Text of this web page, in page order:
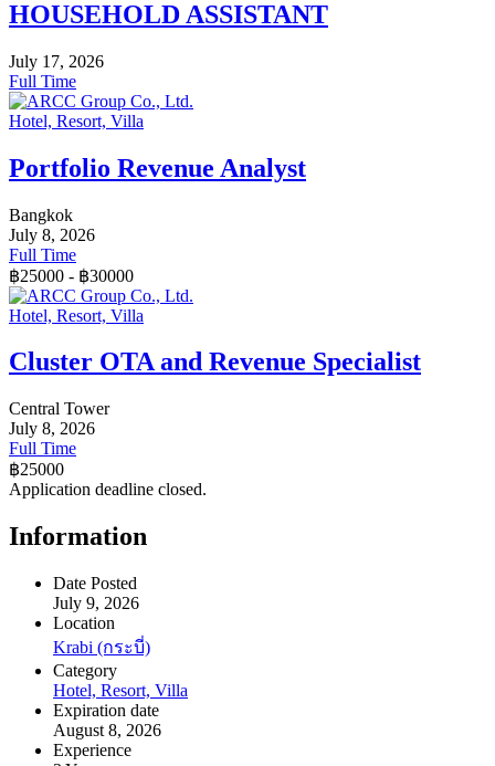
HOUSEHOLD ASSISTANT
July 17, 2026
Full Time
Hotel, Resort, Villa
Portfolio Revenue Analyst
Bangkok
July 8, 2026
Full Time
฿25000 - ฿30000
Hotel, Resort, Villa
Cluster OTA and Revenue Specialist
Central Tower
July 8, 2026
Full Time
฿25000
Application deadline closed.
Information
Date Posted
July 9, 2026
Location
Krabi (กระบี่)
Category
Hotel, Resort, Villa
Expiration date
August 8, 2026
Experience